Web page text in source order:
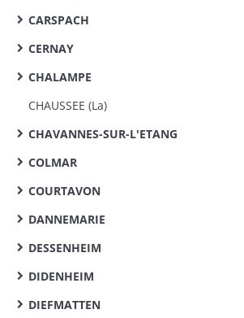
CARSPACH
CERNAY
CHALAMPE
CHAUSSEE (La)
CHAVANNES-SUR-L'ETANG
COLMAR
COURTAVON
DANNEMARIE
DESSENHEIM
DIDENHEIM
DIEFMATTEN